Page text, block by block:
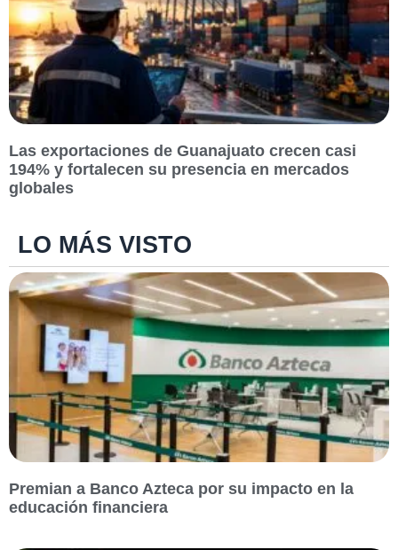
Las exportaciones de Guanajuato crecen casi
194% y fortalecen su presencia en mercados
globales
LO MÁS VISTO
Premian a Banco Azteca por su impacto en la
educación financiera